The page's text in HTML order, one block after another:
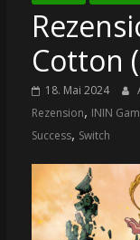
Cotton
18. Mai 2024
Rezension, ININ
Success, Switch